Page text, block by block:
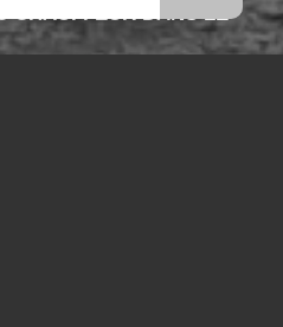
CHAUFFEUR DANS LE